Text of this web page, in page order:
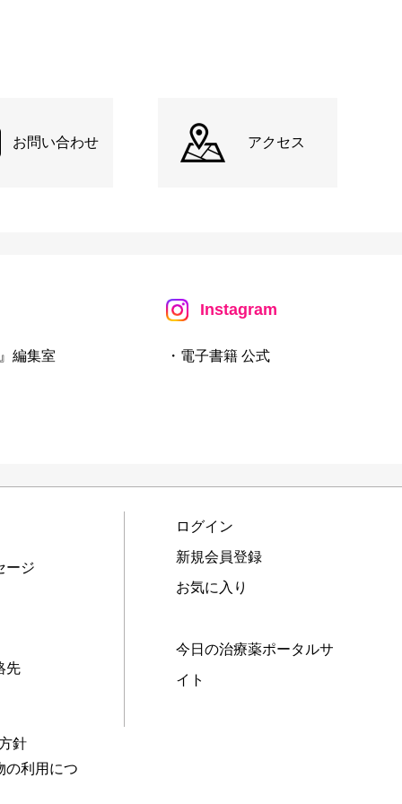
お問い合わせ アクセス
編集室
Instagram
・電子書籍 公式
ージ
先
針
の利用につ
ログイン
新規会員登録
お気に入り
今日の治療薬ポータルサ
イト